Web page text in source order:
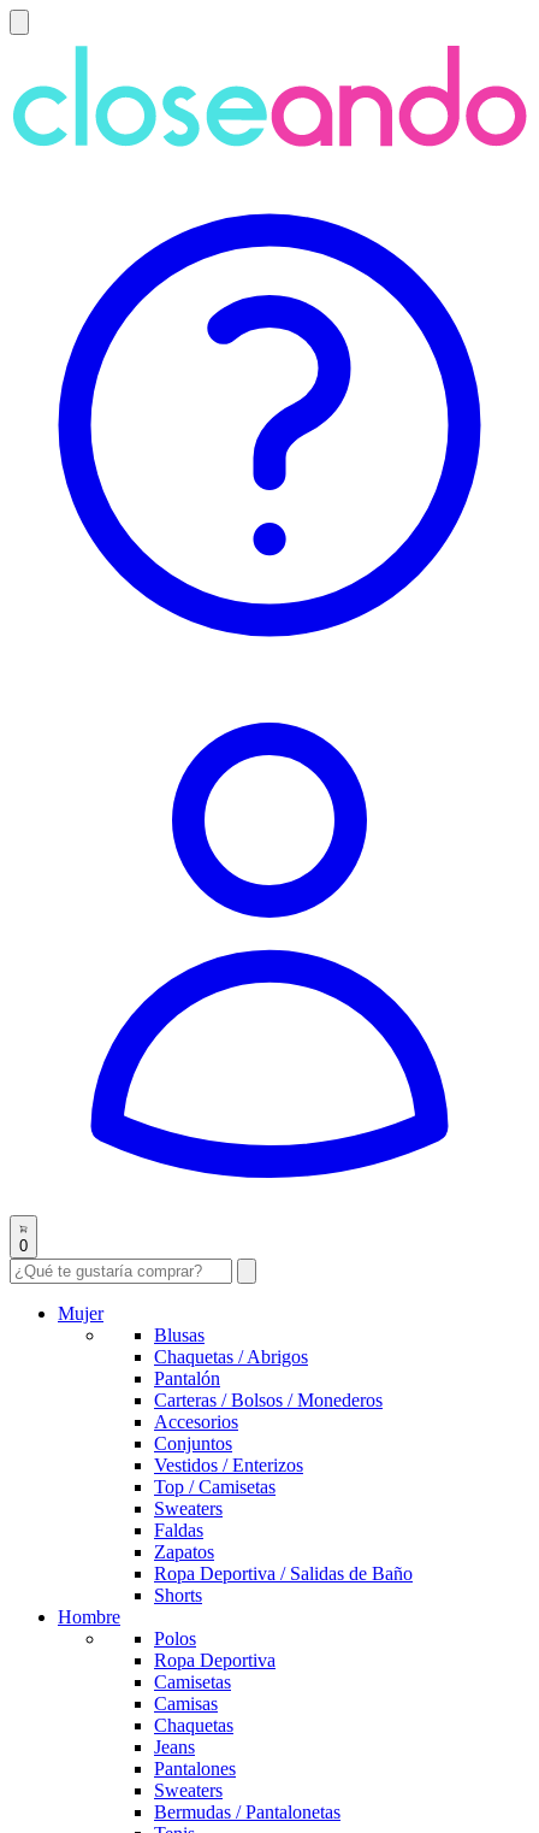
0
Mujer
Blusas
Chaquetas / Abrigos
Pantalón
Carteras / Bolsos / Monederos
Accesorios
Conjuntos
Vestidos / Enterizos
Top / Camisetas
Sweaters
Faldas
Zapatos
Ropa Deportiva / Salidas de Baño
Shorts
Hombre
Polos
Ropa Deportiva
Camisetas
Camisas
Chaquetas
Jeans
Pantalones
Sweaters
Bermudas / Pantalonetas